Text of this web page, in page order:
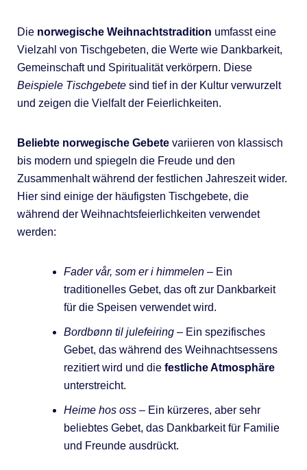
Die norwegische Weihnachtstradition umfasst eine
Vielzahl von Tischgebeten, die Werte wie Dankbarkeit,
Gemeinschaft und Spiritualität verkörpern. Diese
Beispiele Tischgebetesind tief in der Kultur verwurzelt
und zeigen die Vielfalt der Feierlichkeiten.
Beliebte norwegische Gebetevariieren von klassisch
bis modern und spiegeln die Freude und den
Zusammenhalt während der festlichen Jahreszeit wider.
Hier sind einige der häufigsten Tischgebete, die
während der Weihnachtsfeierlichkeiten verwendet
werden:
Fader vår, som er i himmelen– Ein
traditionelles Gebet, das oft zur Dankbarkeit
für die Speisen verwendet wird.
Bordbønn til julefeiring– Ein spezifisches
Gebet, das während des Weihnachtsessens
rezitiert wird und die festliche Atmosphäre
unterstreicht.
Heime hos oss– Ein kürzeres, aber sehr
beliebtes Gebet, das Dankbarkeit für Familie
und Freunde ausdrückt.